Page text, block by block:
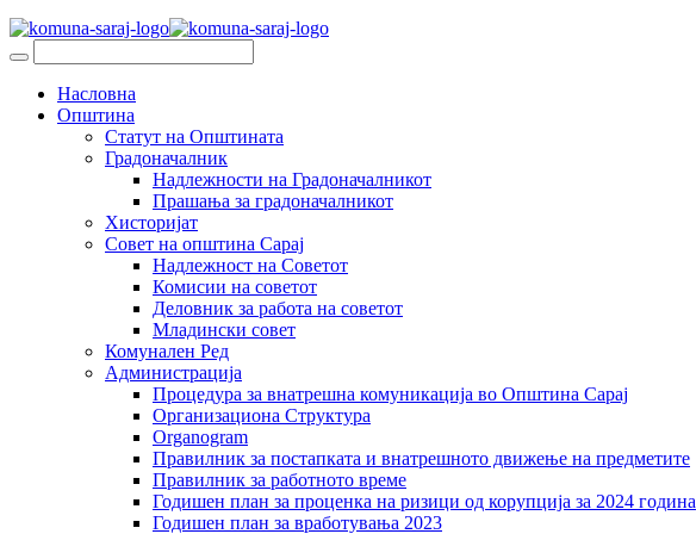
Насловна
Општина
Статут на Општината
Градоначалник
Надлежности на Градоначалникот
Прашања за градоначалникот
Хисторијат
Совет на општина Сарај
Надлежност на Советот
Комисии на советот
Деловник за работа на советот
Младински совет
Комунален Ред
Администрација
Процедура за внатрешна комуникација во Општина Сарај
Организациона Структура
Organogram
Правилник за постапката и внатрешното движење на предметите
Правилник за работното време
Годишен план за проценка на ризици од корупција за 2024 година
Годишен план за вработувања 2023